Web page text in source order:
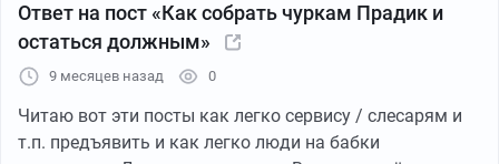
с ними дело не имеем, мы по понятиям живет. Ты
спал? спал. Вот с тебя теперь 30 лямов.
часть отработает, построит им новый гараж. Его
начальник - председатель кооператива ничейное
Ответ на пост «Как собрать чуркам Прадик и
остаться должным»
9 месяцев назад 0
Читаю вот эти посты как легко сервису / слесарям и
т.п. предъявить и как легко люди на бабки